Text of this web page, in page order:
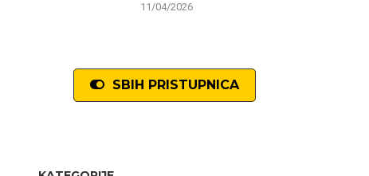
11/04/2026
SBIH PRISTUPNICA